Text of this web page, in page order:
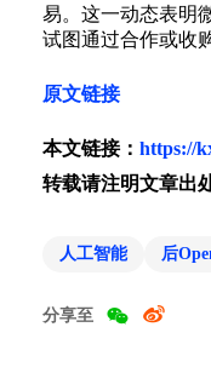
易。这一动态表明
试图通过合作或收
原文链接
本文链接： https://
转载请注明文章出
人工智能 后
分享至